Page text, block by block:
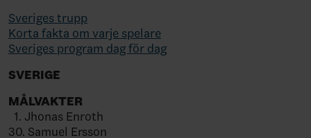
Sveriges trupp
Korta fakta om varje spelare
Sveriges program dag för dag
SVERIGE
MÅLVAKTER
1. Jhonas Enroth
30. Samuel Ersson